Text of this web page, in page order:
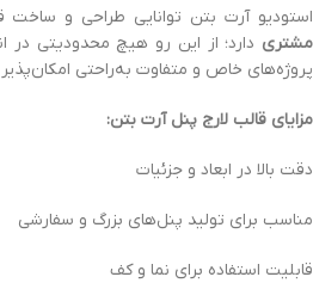
استودیو آرت بتن توانایی طراحی و ساخت
مشتری دارد؛ از این رو هیچ محدودیتی در
پروژه‌های خاص و متفاوت به‌راحتی
مزایای قالب لارج پنل آرت بتن:
دقت بالا در ابعاد و جزئیات
مناسب برای تولید پنل‌های بزرگ و سفارشی
قابلیت استفاده برای نما و کف